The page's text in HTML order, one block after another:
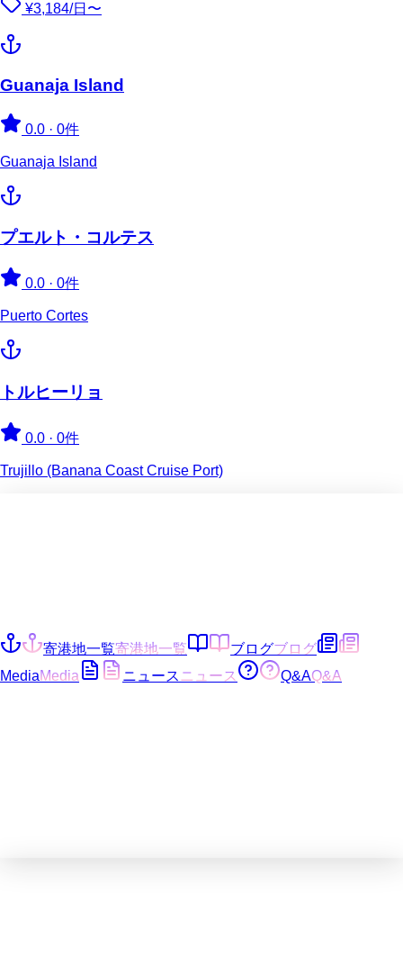
¥3,184/日〜
Guanaja Island
0.0 · 0件
Guanaja Island
プエルト・コルテス
0.0 · 0件
Puerto Cortes
トルヒーリョ
0.0 · 0件
Trujillo (Banana Coast Cruise Port)
寄港地一覧寄港地一覧 ブログブログ
MediaMedia ニュース ニュース Q&AQ&A